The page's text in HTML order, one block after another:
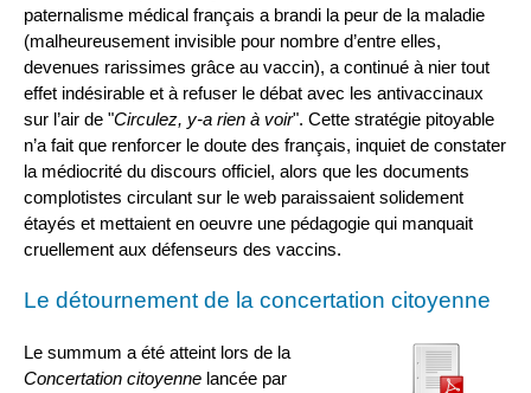
paternalisme médical français a brandi la peur de la maladie
(malheureusement invisible pour nombre d’entre elles,
devenues rarissimes grâce au vaccin), a continué à nier tout
effet indésirable et à refuser le débat avec les antivaccinaux
sur l’air de "Circulez, y-a rien à voir". Cette stratégie pitoyable
n’a fait que renforcer le doute des français, inquiet de constater
la médiocrité du discours officiel, alors que les documents
complotistes circulant sur le web paraissaient solidement
étayés et mettaient en oeuvre une pédagogie qui manquait
cruellement aux défenseurs des vaccins.
Le détournement de la concertation citoyenne
Le summum a été atteint lors de la
Concertation citoyenne lancée par